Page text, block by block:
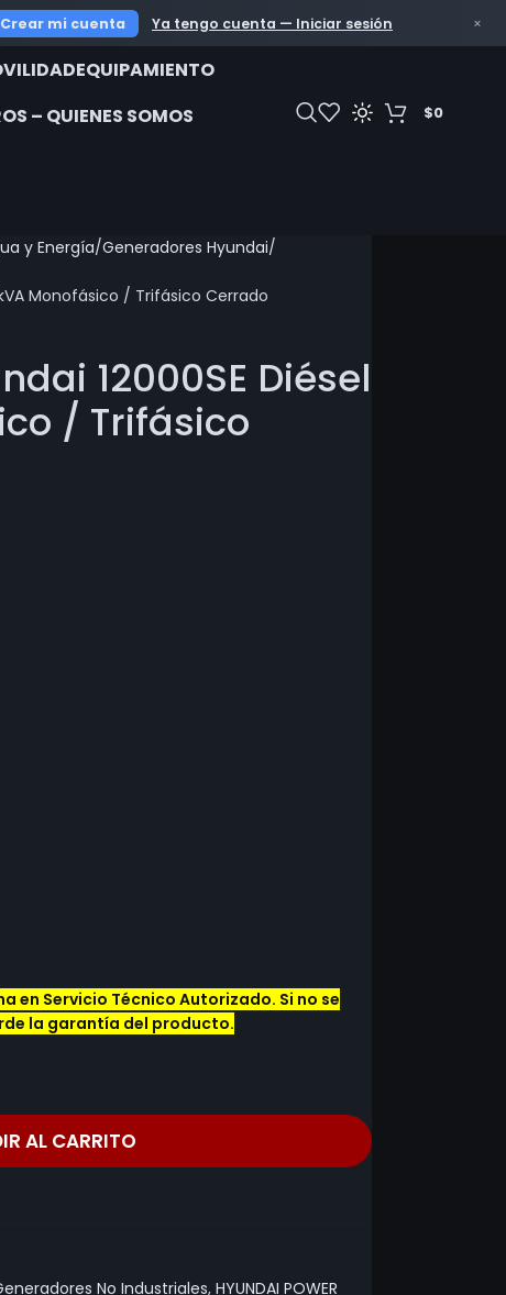
Crear mi cuenta Ya tengo cuenta — Iniciar sesión ×
HERRERA SPA. 569 53243847 Telegram/ 569
EQUIPAMIENTO
– QUIENES SOMOS
$0
y Energía Generadores Hyundai
Monofásico / Trifásico Cerrado
12000SE Diésel
/ Trifásico
en Servicio Técnico Autorizado. Si no se
la garantía del producto.
AL CARRITO
No Industriales, HYUNDAI POWER